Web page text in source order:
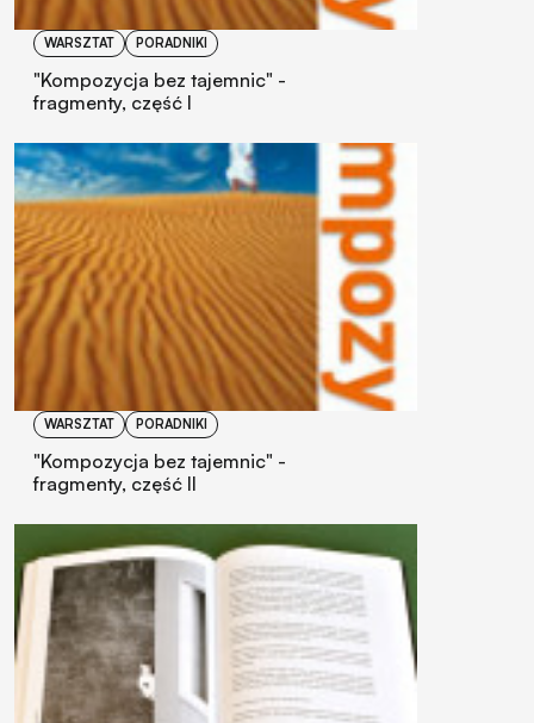
WARSZTAT PORADNIKI
"Kompozycja bez tajemnic" -
fragmenty, część I
WARSZTAT PORADNIKI
"Kompozycja bez tajemnic" -
fragmenty, część II